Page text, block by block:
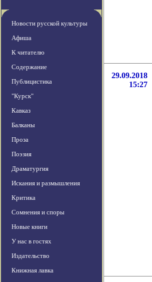
Новости русской культуры
Афиша
К читателю
Содержание
Публицистика
"Курск"
Кавказ
Балканы
Проза
Поэзия
Драматургия
Искания и размышления
Критика
Сомнения и споры
Новые книги
У нас в гостях
Издательство
Книжная лавка
29.09.2018
15:27